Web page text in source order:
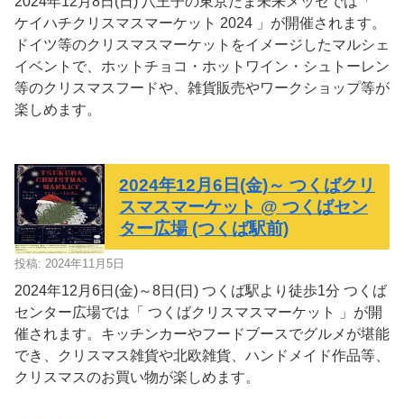
ケイハチクリスマスマーケット 2024 」が開催されます。
ドイツ等のクリスマスマーケットをイメージしたマルシェ
イベントで、ホットチョコ・ホットワイン・シュトーレン
等のクリスマスフードや、雑貨販売やワークショップ等が
楽しめます。
2024年12月6日(金)～ つくばクリ
スマスマーケット @ つくばセン
ター広場 (つくば駅前)
投稿: 2024年11月5日
2024年12月6日(金)～8日(日) つくば駅より徒歩1分 つくば
センター広場では「 つくばクリスマスマーケット 」が開
催されます。キッチンカーやフードブースでグルメが堪能
でき、クリスマス雑貨や北欧雑貨、ハンドメイド作品等、
クリスマスのお買い物が楽しめます。